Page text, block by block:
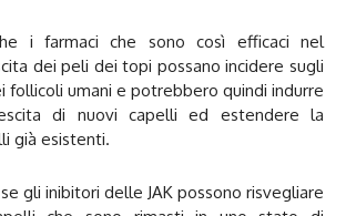
i farmaci che sono così efficaci nel
dei peli dei topi possano incidere sugli
follicoli umani e potrebbero quindi indurre
di nuovi capelli ed estendere la
già esistenti.
gli inibitori delle JAK possono risvegliare